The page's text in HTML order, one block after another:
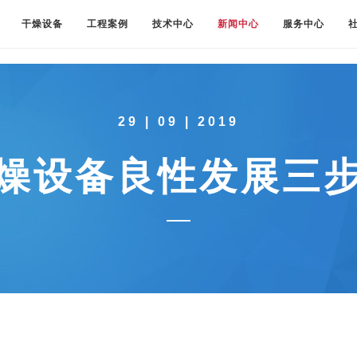
干燥设备 工程案例 技术中心 新闻中心 服务中心
29 | 09 | 2019
设备良性发展三